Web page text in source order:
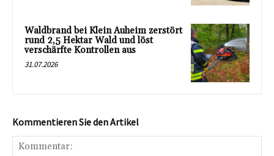
Waldbrand bei Klein Auheim zerstört
rund 2,5 Hektar Wald und löst
verschärfte Kontrollen aus
31.07.2026
Kommentieren Sie den Artikel